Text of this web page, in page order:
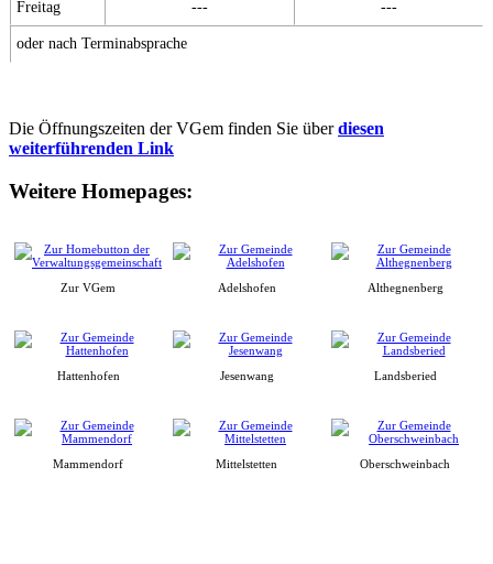
Freitag --- ---
oder nach Terminabsprache
Die Öffnungszeiten der VGem finden Sie überdiesen
weiterführenden Link
Weitere Homepages:
Zur VGem Adelshofen Althegnenberg
Hattenhofen Jesenwang Landsberied
Mammendorf Mittelstetten Oberschweinbach